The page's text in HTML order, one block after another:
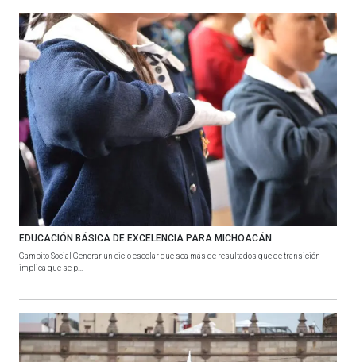
EDUCACIÓN BÁSICA DE EXCELENCIA PARA MICHOACÁN
Gambito Social Generar un ciclo escolar que sea más de resultados que de transición
implica que se p...